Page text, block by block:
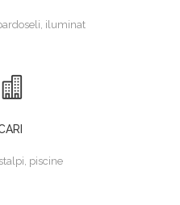
iluminat
piscine